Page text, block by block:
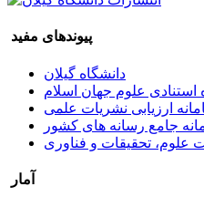
پیوندهای مفید
دانشگاه گیلان
استنادی علوم جهان اسلام
ارزیابی نشریات علمی
جامع رسانه های کشور
علوم، تحقیقات و فناوری
آمار